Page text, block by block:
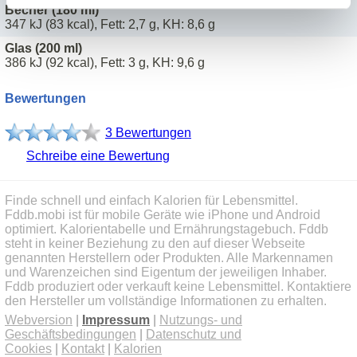
Becher (180 ml)
347 kJ (83 kcal), Fett: 2,7 g, KH: 8,6 g
Glas (200 ml)
386 kJ (92 kcal), Fett: 3 g, KH: 9,6 g
Bewertungen
3 Bewertungen
Schreibe eine Bewertung
Finde schnell und einfach Kalorien für Lebensmittel.
Fddb.mobi ist für mobile Geräte wie iPhone und Android
optimiert. Kalorientabelle und Ernährungstagebuch. Fddb
steht in keiner Beziehung zu den auf dieser Webseite
genannten Herstellern oder Produkten. Alle Markennamen
und Warenzeichen sind Eigentum der jeweiligen Inhaber.
Fddb produziert oder verkauft keine Lebensmittel. Kontaktiere
den Hersteller um vollständige Informationen zu erhalten.
Webversion
Impressum
Nutzungs- und
Geschäftsbedingungen
Datenschutz und
Cookies
Kontakt Kalorien